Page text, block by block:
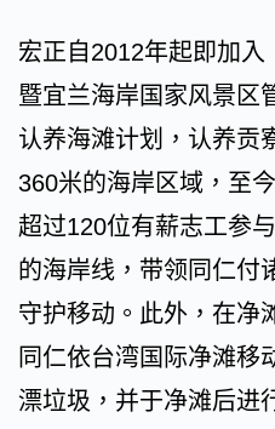
宏正自2012年起即加
暨宜兰海岸国家风景区
认养海滩计划，认养贡
360米的海岸区域，至
超过120位有薪志工参
的海岸线，带领同仁付
守护移动。此外，在净
同仁依台湾国际净滩移
漂垃圾，并于净滩后进